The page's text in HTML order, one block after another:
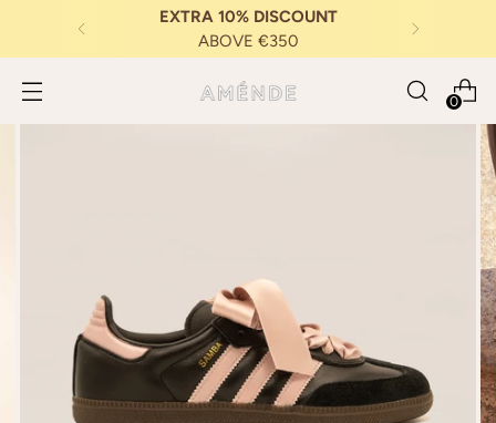
0
EXTRA 10% DISCOUNT
ABOVE €350